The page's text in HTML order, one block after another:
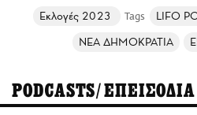
Εκλογές 2023 LIFO
ΝΕΑ ΔΗΜΟΚΡΑΤΙΑ
PODCASTS/ΕΠΕΙΣΟΔΙΑ